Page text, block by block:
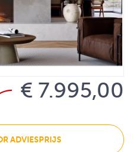
€ 7.995,00
ADVIESPRIJS